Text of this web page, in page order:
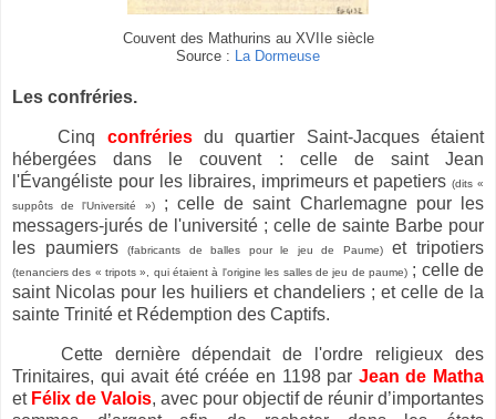
Couvent des Mathurins au XVIIe siècle
Source :
La Dormeuse
Les confréries.
Cinq confrériesdu quartier Saint-Jacques étaient
hébergées dans le couvent : celle de saint Jean
l'Évangéliste pour les libraires, imprimeurs et papetiers(dits «
suppôts de l'Université »); celle de saint Charlemagne pour les
messagers-jurés de l'université ; celle de sainte Barbe pour
les paumiers(fabricants de balles pour le jeu de Paume)et tripotiers
(tenanciers des « tripots », qui étaient à l'origine les salles de jeu de paume); celle de
saint Nicolas pour les huiliers et chandeliers ; et celle de la
sainte Trinité et Rédemption des Captifs.
Cette dernière dépendait de l'ordre religieux des
Trinitaires, qui avait été créée en 1198 par Jean de Matha
et Félix de Valois, avec pour objectif de réunir d’importantes